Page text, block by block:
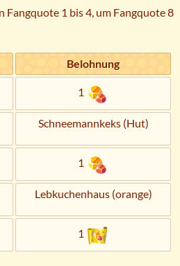
Fangquote 1 bis 4, um Fangquote 8
Belohnung
1
Schneemannkeks (Hut)
1
Lebkuchenhaus (orange)
1